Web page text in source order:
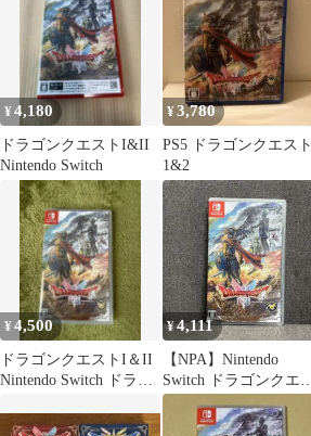
¥4,180
ドラゴンクエストI&II
Nintendo Switch
¥3,780
PS5 ドラゴンクエスト
1&2
¥4,500
ドラゴンクエストI＆II
Nintendo Switch ドラク
¥4,111
【NPA】Nintendo
Switch ドラゴンクエス
ト Ⅰ&Ⅱ ドラクエ